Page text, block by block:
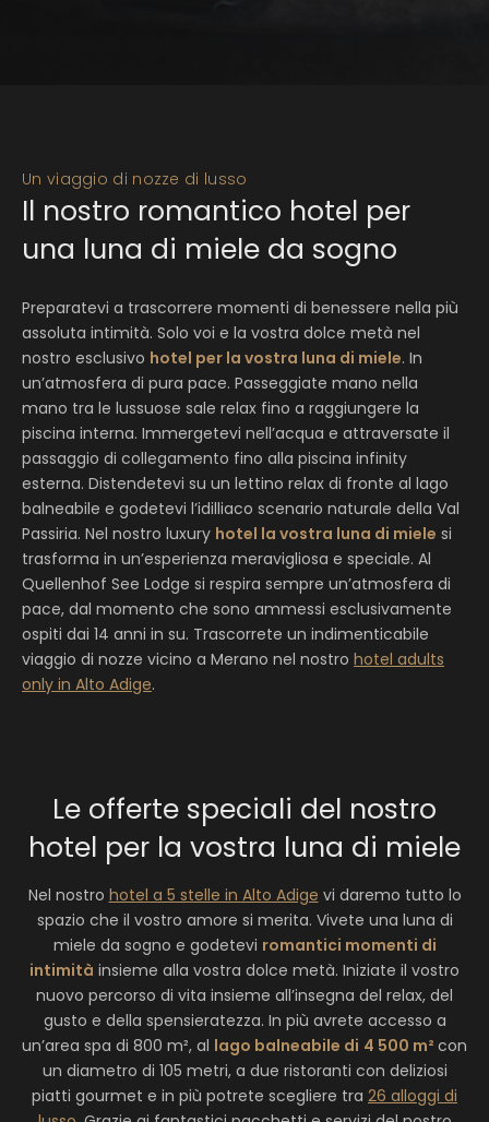
Il nostro romantico hotel per
una luna di miele da sogno
Un viaggio di nozze di lusso
Preparatevi a trascorrere momenti di benessere nella più
assoluta intimità. Solo voi e la vostra dolce metà nel
nostro esclusivo hotel per la vostra luna di miele. In
un’atmosfera di pura pace. Passeggiate mano nella
mano tra le lussuose sale relax fino a raggiungere la
piscina interna. Immergetevi nell’acqua e attraversate il
passaggio di collegamento fino alla piscina infinity
esterna. Distendetevi su un lettino relax di fronte al lago
balneabile e godetevi l’idilliaco scenario naturale della Val
Passiria. Nel nostro luxury hotel la vostra luna di miele si
trasforma in un’esperienza meravigliosa e speciale. Al
Quellenhof See Lodge si respira sempre un’atmosfera di
pace, dal momento che sono ammessi esclusivamente
ospiti dai 14 anni in su. Trascorrete un indimenticabile
viaggio di nozze vicino a Merano nel nostro hotel adults
only in Alto Adige.
Le offerte speciali del nostro
hotel per la vostra luna di miele
Nel nostro hotel a 5 stelle in Alto Adige vi daremo tutto lo
spazio che il vostro amore si merita. Vivete una luna di
miele da sogno e godetevi romantici momenti di
intimità insieme alla vostra dolce metà. Iniziate il vostro
nuovo percorso di vita insieme all’insegna del relax, del
gusto e della spensieratezza. In più avrete accesso a
un’area spa di 800 m², al lago balneabile di 4 500 m² con
un diametro di 105 metri, a due ristoranti con deliziosi
piatti gourmet e in più potrete scegliere tra 26 alloggi di